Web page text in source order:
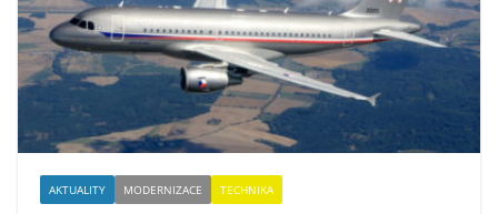
AKTUALITY MODERNIZACE TECHNIKA